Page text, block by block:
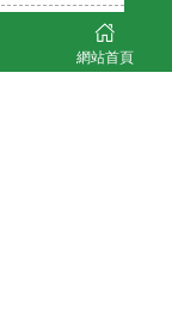
2023-05-24
網站首頁